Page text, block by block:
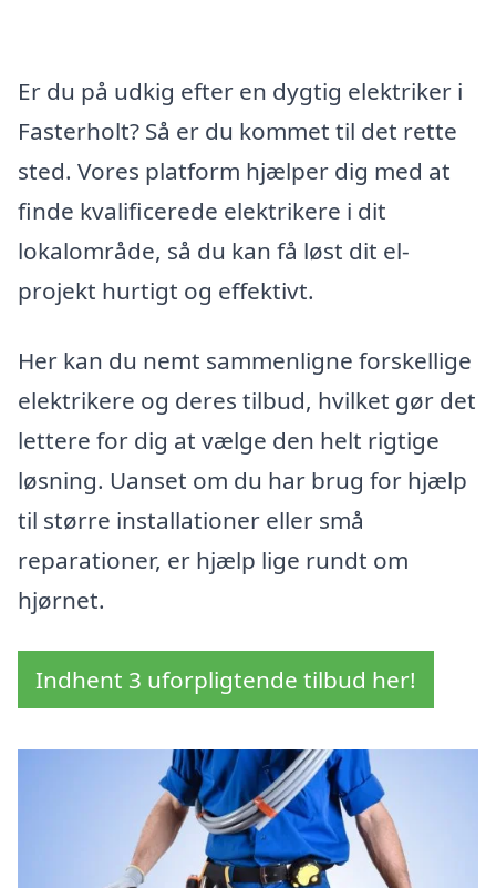
Er du på udkig efter en dygtig elektriker i
Fasterholt? Så er du kommet til det rette
sted. Vores platform hjælper dig med at
finde kvalificerede elektrikere i dit
lokalområde, så du kan få løst dit el-
projekt hurtigt og effektivt.
Her kan du nemt sammenligne forskellige
elektrikere og deres tilbud, hvilket gør det
lettere for dig at vælge den helt rigtige
løsning. Uanset om du har brug for hjælp
til større installationer eller små
reparationer, er hjælp lige rundt om
hjørnet.
Indhent 3 uforpligtende tilbud her!